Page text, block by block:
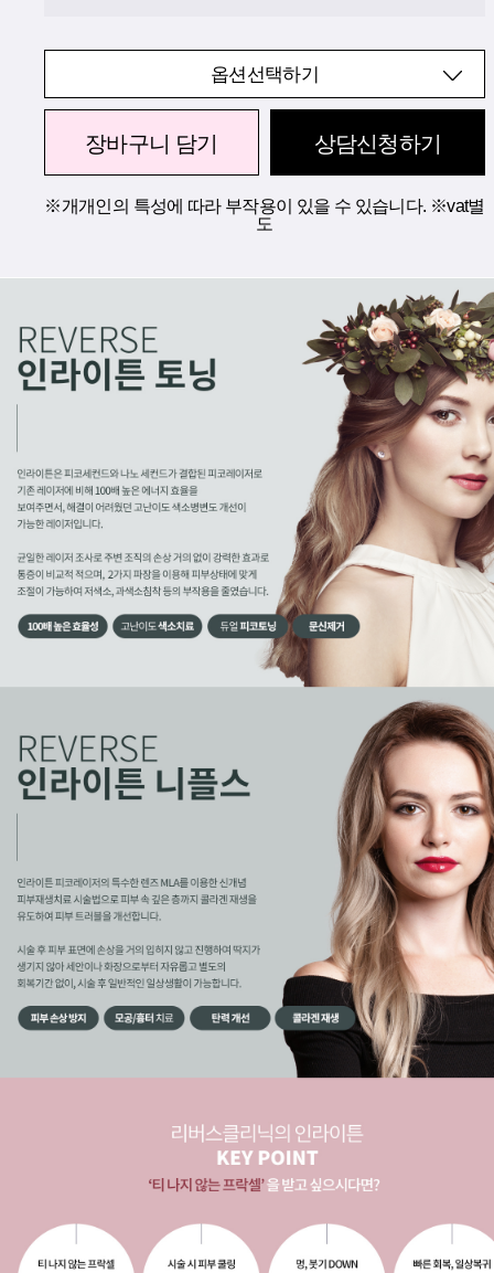
옵션선택하기
장바구니 담기 상담신청하기
※개개인의 특성에 따라 부작용이 있을 수 있습니다. ※vat별
도